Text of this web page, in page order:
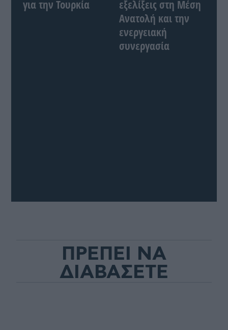
για την Τουρκία
εξελίξεις στη Μέση
Ανατολή και την
ενεργειακή
συνεργασία
ΠΡΕΠΕΙ ΝΑ
ΔΙΑΒΑΣΕΤΕ